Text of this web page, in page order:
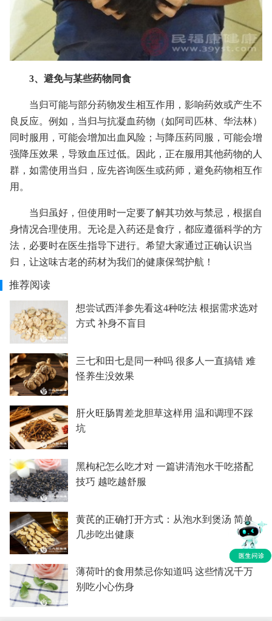
3、避免与某些药物同食
当归可能与部分药物发生相互作用，影响药效或产生不
良反应。例如，当归与抗凝血药物（如阿司匹林、华法林）
同时服用，可能会增加出血风险；与降压药同服，可能会增
强降压效果，导致血压过低。因此，正在服用其他药物的人
群，如需使用当归，应先咨询医生或药师，避免药物相互作
用。
当归虽好，但使用时一定要了解其功效与禁忌，根据自
身情况合理使用。无论是入药还是食疗，都应遵循科学的方
法，必要时在医生指导下进行。希望大家通过正确认识当
归，让这味古老的药材为我们的健康保驾护航！
推荐阅读
想尝试西洋参先看这4种吃法 根据需求选对
方式 补身不盲目
三七和田七是同一种吗 很多人一直搞错 难
怪养生没效果
肝火旺肠胃差龙胆草这样用 温和调理不踩
坑
黑枸杞怎么吃才对 一篇讲清泡水干吃搭配
技巧 越吃越舒服
黄芪的正确打开方式：从泡水到煲汤 简单
几步吃出健康
薄荷叶的食用禁忌你知道吗 这些情况千万
别吃小心伤身